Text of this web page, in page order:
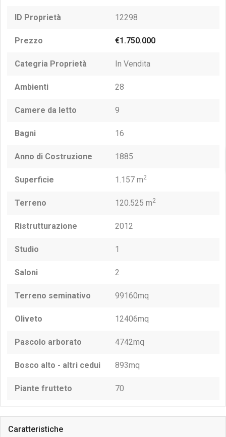
ID Proprietà 12298
Prezzo €1.750.000
Categria Proprietà In Vendita
Ambienti 28
Camere da letto 9
Bagni 16
Anno di Costruzione 1885
Superficie 1.157 m2
Terreno 120.525 m2
Ristrutturazione 2012
Studio 1
Saloni 2
Terreno seminativo 99160mq
Oliveto 12406mq
Pascolo arborato 4742mq
Bosco alto - altri cedui 893mq
Piante frutteto 70
Caratteristiche